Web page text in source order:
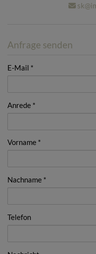
Anfrage senden
E-Mail
Anrede
Vorname
Nachname
Telefon